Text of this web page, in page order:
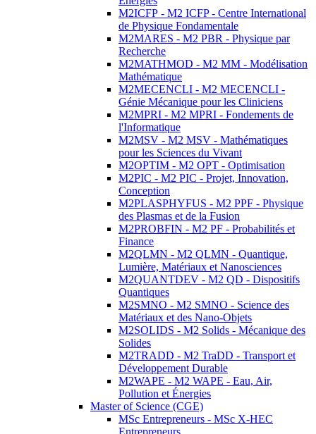
M2ICFP - M2 ICFP - Centre International
de Physique Fondamentale
M2MARES - M2 PBR - Physique par
Recherche
M2MATHMOD - M2 MM - Modélisation
Mathématique
M2MECENCLI - M2 MECENCLI -
Génie Mécanique pour les Cliniciens
M2MPRI - M2 MPRI - Fondements de
l'Informatique
M2MSV - M2 MSV - Mathématiques
pour les Sciences du Vivant
M2OPTIM - M2 OPT - Optimisation
M2PIC - M2 PIC - Projet, Innovation,
Conception
M2PLASPHYFUS - M2 PPF - Physique
des Plasmas et de la Fusion
M2PROBFIN - M2 PF - Probabilités et
Finance
M2QLMN - M2 QLMN - Quantique,
Lumière, Matériaux et Nanosciences
M2QUANTDEV - M2 QD - Dispositifs
Quantiques
M2SMNO - M2 SMNO - Science des
Matériaux et des Nano-Objets
M2SOLIDS - M2 Solids - Mécanique des
Solides
M2TRADD - M2 TraDD - Transport et
Développement Durable
M2WAPE - M2 WAPE - Eau, Air,
Pollution et Énergies
Master of Science (CGE)
MSc Entrepreneurs - MSc X-HEC
Entrepreneurs